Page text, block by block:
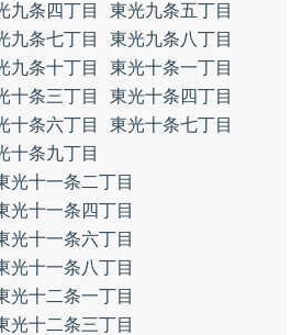
九条四丁目
東光九条五丁目
九条七丁目
東光九条八丁目
九条十丁目
東光十条一丁目
十条三丁目
東光十条四丁目
十条六丁目
東光十条七丁目
十条九丁目
光十一条二丁目
光十一条四丁目
光十一条六丁目
光十一条八丁目
光十二条一丁目
光十二条三丁目